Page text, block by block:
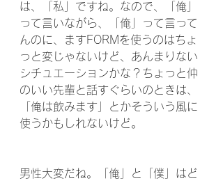
は、「私」ですね。なので、「俺」
って言いながら、「俺」って言って
んのに、ますFORMを使うのはちょ
っと変じゃないけど、あんまりない
シチュエーションかな？ちょっと仲
のいい先輩と話すぐらいのときは、
「俺は飲みます」とかそういう風に
使うかもしれないけど。
男性大変だね。「俺」と「僕」はど